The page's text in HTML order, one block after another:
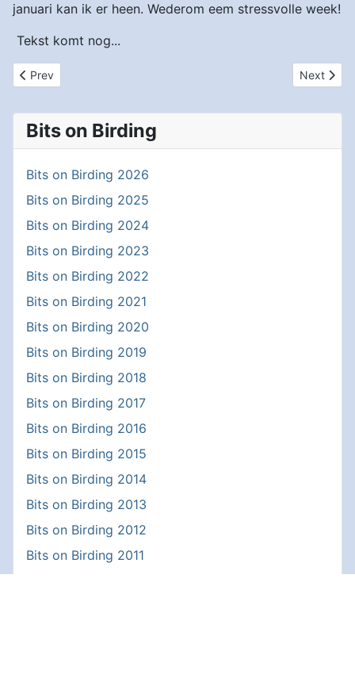
januari kan ik er heen. Wederom eem stressvolle week!
Tekst komt nog...
Previous article: Kleine Canadese Gans, een weerzien na 27 jaar
Prev Next
Next
Bits on Birding
Bits on Birding 2026
Bits on Birding 2025
Bits on Birding 2024
Bits on Birding 2023
Bits on Birding 2022
Bits on Birding 2021
Bits on Birding 2020
Bits on Birding 2019
Bits on Birding 2018
Bits on Birding 2017
Bits on Birding 2016
Bits on Birding 2015
Bits on Birding 2014
Bits on Birding 2013
Bits on Birding 2012
Bits on Birding 2011